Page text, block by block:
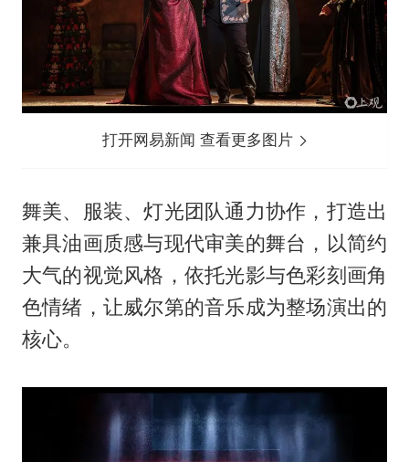
打开网易新闻 查看更多图片
舞美、服装、灯光团队通力协作，打造出
兼具油画质感与现代审美的舞台，以简约
大气的视觉风格，依托光影与色彩刻画角
色情绪，让威尔第的音乐成为整场演出的
核心。